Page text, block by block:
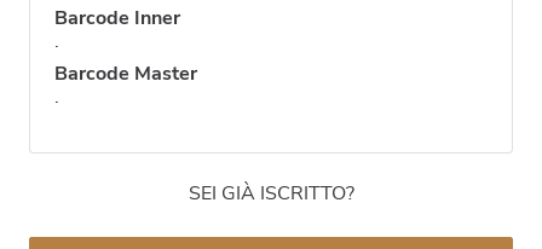
Barcode Inner
.
Barcode Master
.
SEI GIÀ ISCRITTO?